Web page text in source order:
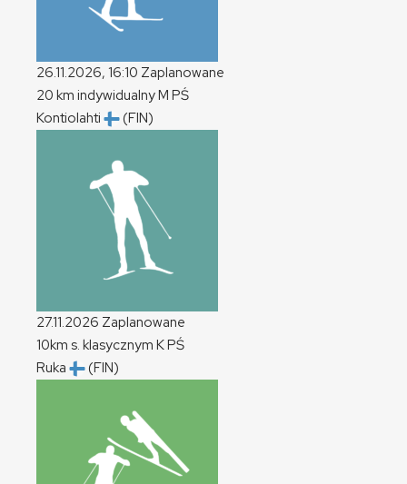
26.11.2026, 16:10 Zaplanowane
20 km indywidualnyM PŚ
Kontiolahti
(FIN)
27.11.2026 Zaplanowane
10km s. klasycznym KPŚ
Ruka
(FIN)